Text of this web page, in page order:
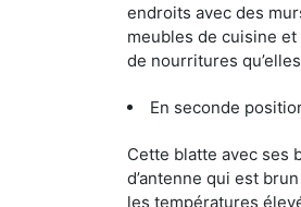
endroits avec des
meubles de cuisine
de nourritures
En seconde
Cette blatte avec ses
d’antenne qui est
les températures